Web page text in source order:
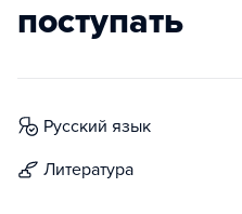
поступать
русский язык
литература